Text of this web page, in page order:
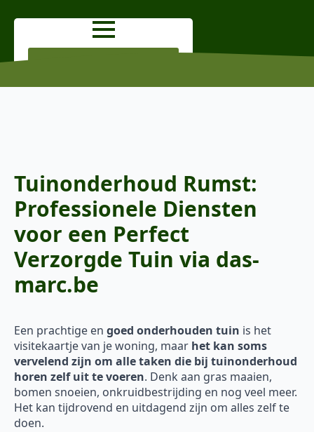
Tuinonderhoud Rumst:
Professionele Diensten
voor een Perfect
Verzorgde Tuin via das-
marc.be
Een prachtige en goed onderhouden tuin is het
visitekaartje van je woning, maar het kan soms
vervelend zijn om alle taken die bij tuinonderhoud
horen zelf uit te voeren. Denk aan gras maaien,
bomen snoeien, onkruidbestrijding en nog veel meer.
Het kan tijdrovend en uitdagend zijn om alles zelf te
doen.